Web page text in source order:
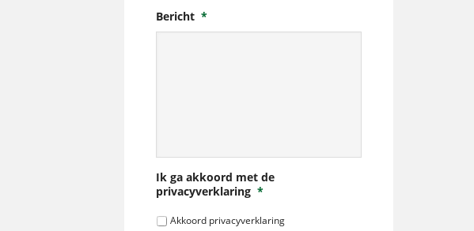
Bericht *
Ik ga akkoord met de
privacyverklaring *
Akkoord privacyverklaring